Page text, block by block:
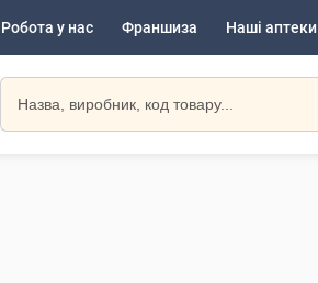
Робота у нас Франшиза Наші аптеки